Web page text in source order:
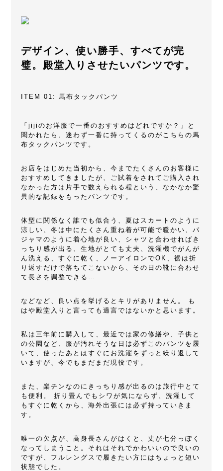
デザイン、使い勝手、すべてが完
璧。殿堂入りさせたいパンツです。
ITEM 01: 馬布タックパンツ
「jijiのお洋服で一番のおすすめはどれですか？」と
聞かれたら、迷わず一番に持ってくるのがこちらの馬
布タックパンツです。
お店をはじめた当初から、今までたくさんのお客様に
おすすめしてきましたが、ご試着をされてご購入され
なかった方は片手で数えられる程という、なかなか驚
異的な記録をもったパンツです。
体型に関係なく誰でも似合う、夏はスカートのように
涼しい、冬は中にたくさん重ね着が可能で暖かい、パ
ジャマのように着心地が良い、シャツと合わせればき
っちり感が出る、生地がとても丈夫、洗濯機でがんが
ん洗える、すぐに乾く、ノーアイロンでOK、裾は折
り返すだけで落ちてこないから、その日の靴に合わせ
て長さを調整できる…
などなど、良い点を挙げるとキリがありません。 も
はや殿堂入りと言っても過言ではないかと思います。
私は三年前に購入して、最近では家の修繕や、子供と
の公園など、服が汚れそうな日は必ずこのパンツを履
いて、使ったあとはすぐにお洗濯をずっと繰り返して
いますが、今でもまだまだ現役です。
また、楽チンなのにきっちり感が出るのは旅行中とて
も便利。 折り畳んでもシワが気にならず、洗濯して
もすぐに乾くから、海外出張には必ず持っていきま
す。
唯一の欠点が、高身長さんがはくと、丈が七分っぽく
なってしまうこと。それはそれでかわいいので良いの
ですが、フルレングスで履きたい方にはちょっと短い
状態でした。